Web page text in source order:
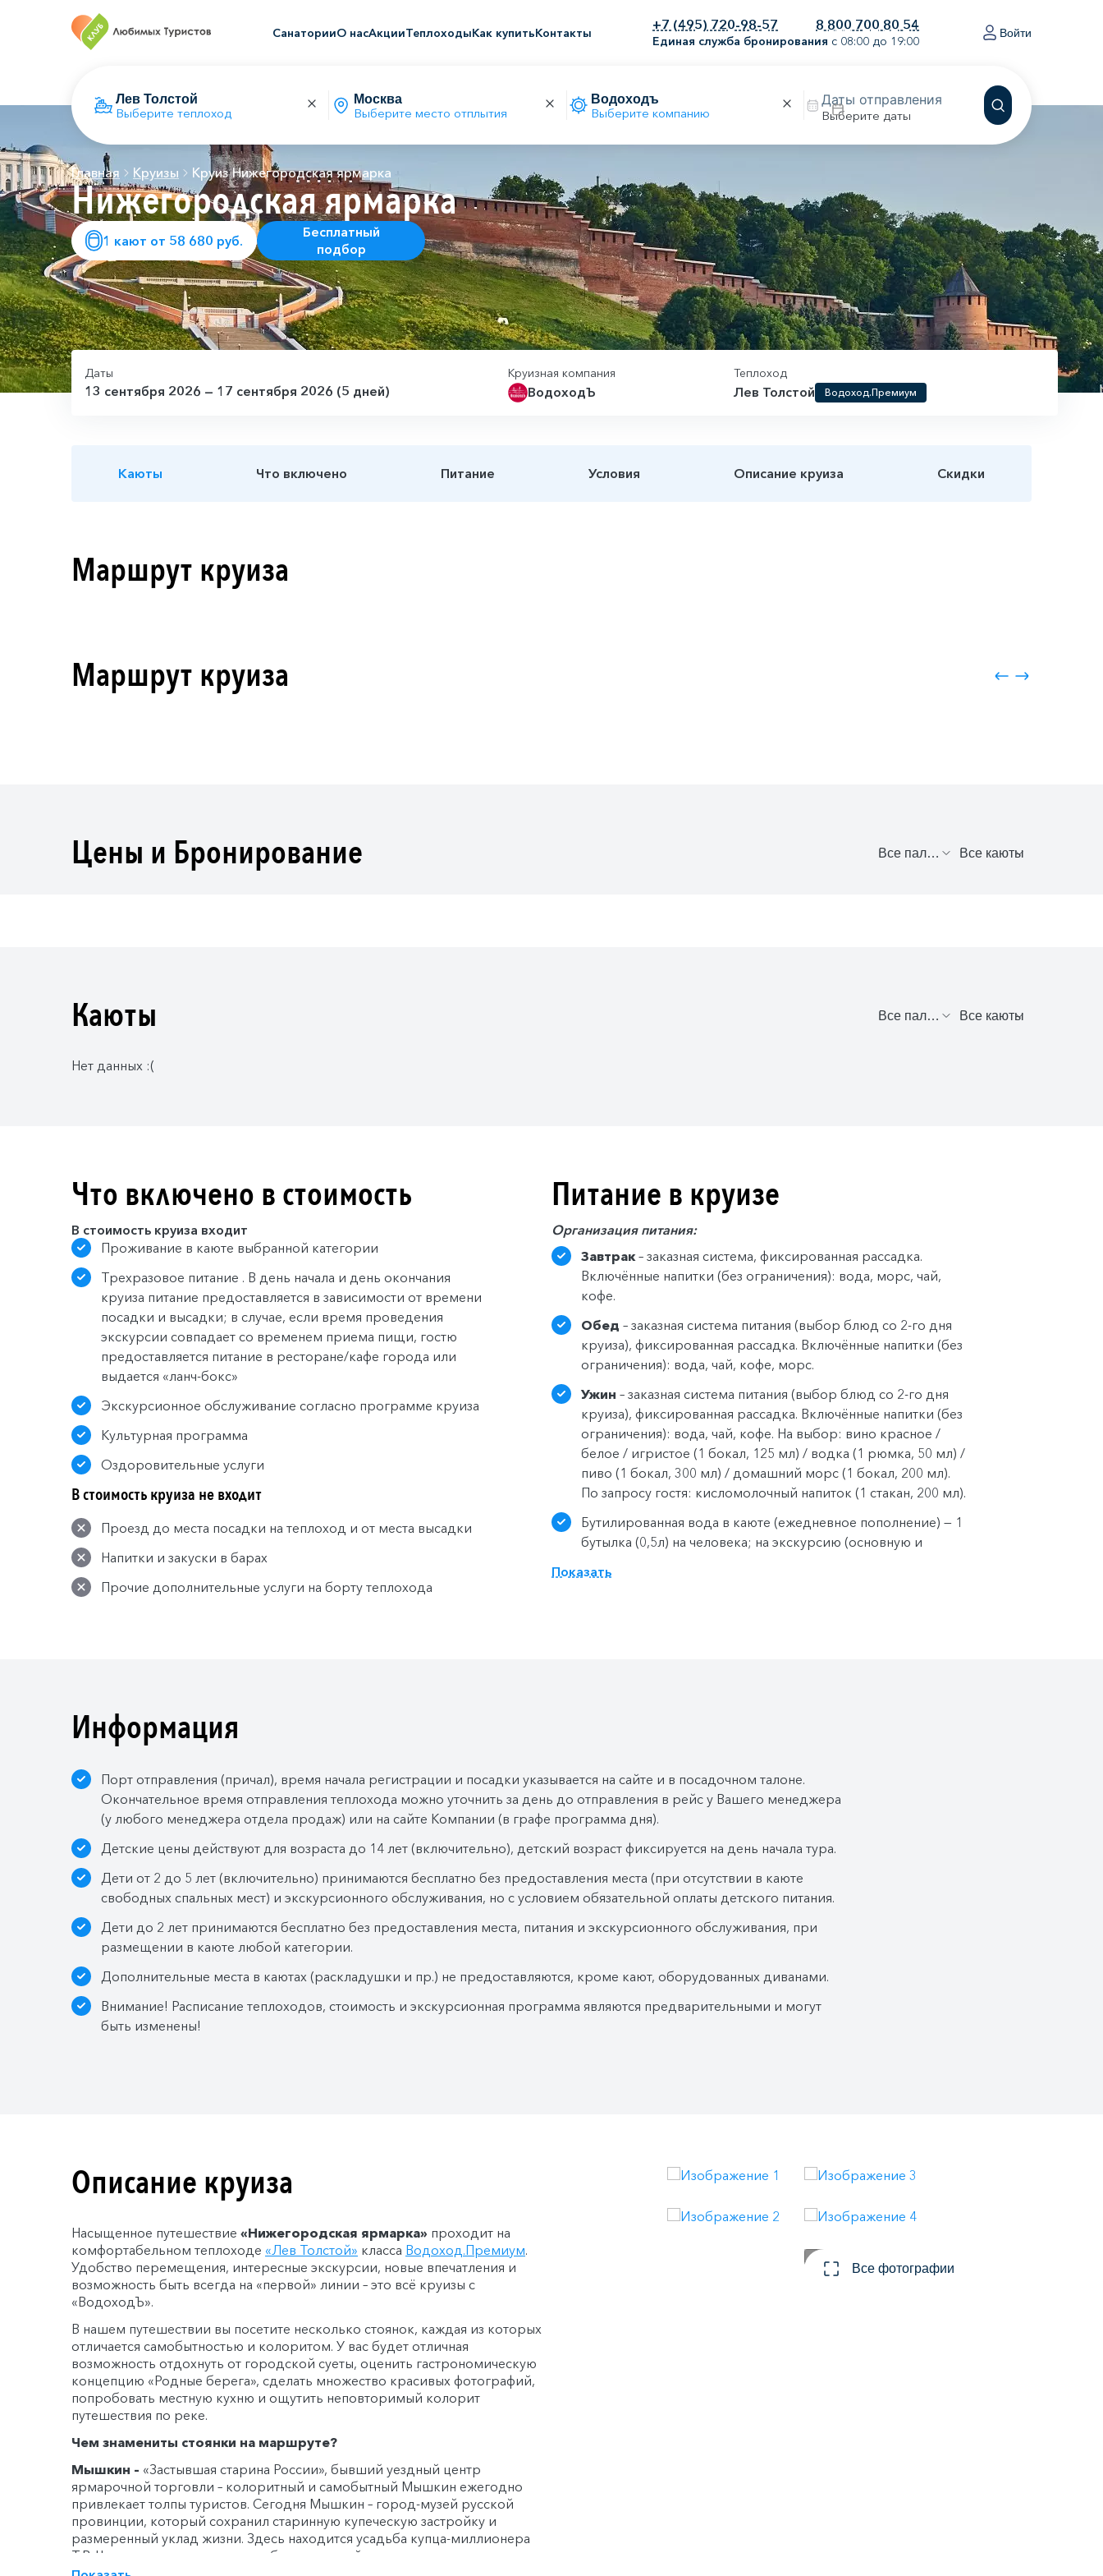
СанаторииО насАкцииТеплоходыКак купитьКонтакты
+7 (495) 720-98-57 8 800 700 80 54
Единая служба бронирования с 08:00 до 19:00
Войти
Выберите теплоход Выберите место отплытия Выберите компанию Выберите даты
Главная Круизы Круиз Нижегородская ярмарка
Нижегородская ярмарка
1 кают от 58 680 руб.
Бесплатный
подбор
Даты
13 сентября 2026 — 17 сентября 2026 (5 дней)
Круизная компания
ВодоходЪ
Теплоход
Лев Толстой Водоход.Премиум
Каюты Что включено Питание Условия Описание круиза Скидки
Маршрут круиза
Маршрут круиза
Цены и Бронирование
Каюты
Нет данных :(
Что включено в стоимость
В стоимость круиза входит
Проживание в каюте выбранной категории
Трехразовое питание . В день начала и день окончания
круиза питание предоставляется в зависимости от времени
посадки и высадки; в случае, если время проведения
экскурсии совпадает со временем приема пищи, гостю
предоставляется питание в ресторане/кафе города или
выдается «ланч-бокс»
Экскурсионное обслуживание согласно программе круиза
Культурная программа
Оздоровительные услуги
В стоимость круиза не входит
Проезд до места посадки на теплоход и от места высадки
Напитки и закуски в барах
Прочие дополнительные услуги на борту теплохода
Питание в круизе
Организация питания:
Завтрак – заказная система, фиксированная рассадка.
Включённые напитки (без ограничения): вода, морс, чай,
кофе.
Обед – заказная система питания (выбор блюд со 2-го дня
круиза), фиксированная рассадка. Включённые напитки (без
ограничения): вода, чай, кофе, морс.
Ужин – заказная система питания (выбор блюд со 2-го дня
круиза), фиксированная рассадка. Включённые напитки (без
ограничения): вода, чай, кофе. На выбор: вино красное /
белое / игристое (1 бокал, 125 мл) / водка (1 рюмка, 50 мл) /
пиво (1 бокал, 300 мл) / домашний морс (1 бокал, 200 мл).
По запросу гостя: кисломолочный напиток (1 стакан, 200 мл).
Бутилированная вода в каюте (ежедневное пополнение) — 1
бутылка (0,5л) на человека; на экскурсию (основную и
каютах.
Показать
Информация
Порт отправления (причал), время начала регистрации и посадки указывается на сайте и в посадочном талоне.
Окончательное время отправления теплохода можно уточнить за день до отправления в рейс у Вашего менеджера
(у любого менеджера отдела продаж) или на сайте Компании (в графе программа дня).
Детские цены действуют для возраста до 14 лет (включительно), детский возраст фиксируется на день начала тура.
Дети от 2 до 5 лет (включительно) принимаются бесплатно без предоставления места (при отсутствии в каюте
свободных спальных мест) и экскурсионного обслуживания, но с условием обязательной оплаты детского питания.
Дети до 2 лет принимаются бесплатно без предоставления места, питания и экскурсионного обслуживания, при
размещении в каюте любой категории.
Дополнительные места в каютах (раскладушки и пр.) не предоставляются, кроме кают, оборудованных диванами.
Внимание! Расписание теплоходов, стоимость и экскурсионная программа являются предварительными и могут
быть изменены!
Описание круиза
Насыщенное путешествие «Нижегородская ярмарка» проходит на
комфортабельном теплоходе «Лев Толстой» класса Водоход .Премиум.
Удобство перемещения, интересные экскурсии, новые впечатления и
возможность быть всегда на «первой» линии – это всё круизы с
«ВодоходЪ».
В нашем путешествии вы посетите несколько стоянок, каждая из которых
отличается самобытностью и колоритом. У вас будет отличная
возможность отдохнуть от городской суеты, оценить гастрономическую
концепцию «Родные берега», сделать множество красивых фотографий,
попробовать местную кухню и ощутить неповторимый колорит
путешествия по реке.
Чем знамениты стоянки на маршруте?
Мышкин – «Застывшая старина России», бывший уездный центр
ярмарочной торговли – колоритный и самобытный Мышкин ежегодно
привлекает толпы туристов. Сегодня Мышкин – город-музей русской
провинции, который сохранил старинную купеческую застройку и
размеренный уклад жизни. Здесь находится усадьба купца-миллионера
Т.В. Чистова с двухэтажным особняком, музей русских валенок, старинная
мельница и, конечно же, Успенский собор.
Все фотографии